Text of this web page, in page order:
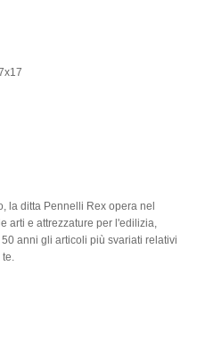
la ditta Pennelli Rex opera nel
arti e attrezzature per l'edilizia,
anni gli articoli più svariati relativi
te.